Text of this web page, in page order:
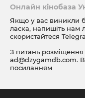
Онлайн кінобаза
Якщо у вас виникли
ласка, напишіть нам
скористайтеся
З питань
ad@dzygamdb.com.
посиланням